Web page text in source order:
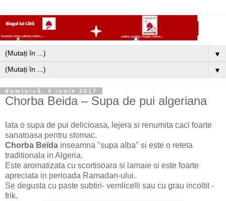
▼
▼
duminică, 4 iunie 2017
Chorba Beida – Supa de pui algeriana
Iata o supa de pui delicioasa, lejera si renumita caci foarte
sanatoasa pentru stomac.
Chorba Beïda inseamna "supa alba" si este o reteta
traditionala in Algeria.
Este aromatizata cu scortisoara si lamaie si este foarte
apreciata in perioada Ramadan-ului.
Se degusta cu paste subtiri- vemlicelli sau cu grau incoltit -
frik.